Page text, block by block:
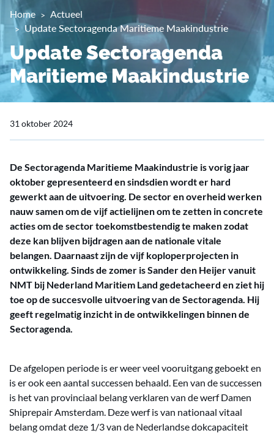
Home
Actueel
Update Sectoragenda Maritieme Maakindustrie
Update Sectoragenda
Maritieme Maakindustrie
31 oktober 2024
De Sectoragenda Maritieme Maakindustrie is vorig jaar
oktober gepresenteerd en sindsdien wordt er hard
gewerkt aan de uitvoering. De sector en overheid werken
nauw samen om de vijf actielijnen om te zetten in concrete
acties om de sector toekomstbestendig te maken zodat
deze kan blijven bijdragen aan de nationale vitale
belangen. Daarnaast zijn de vijf koploperprojecten in
ontwikkeling. Sinds de zomer is Sander den Heijer vanuit
NMT bij Nederland Maritiem Land gedetacheerd en ziet hij
toe op de succesvolle uitvoering van de Sectoragenda. Hij
geeft regelmatig inzicht in de ontwikkelingen binnen de
Sectoragenda.
De afgelopen periode is er weer veel vooruitgang geboekt en
is er ook een aantal successen behaald. Een van de successen
is het van provinciaal belang verklaren van de werf Damen
Shiprepair Amsterdam. Deze werf is van nationaal vitaal
belang omdat deze 1/3 van de Nederlandse dokcapaciteit